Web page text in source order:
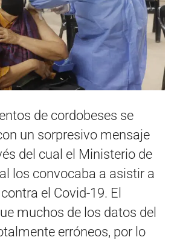
de cordobeses se
un sorpresivo mensaje
del cual el Ministerio de
los convocaba a asistir a
el Covid-19. El
muchos de los datos del
erróneos, por lo